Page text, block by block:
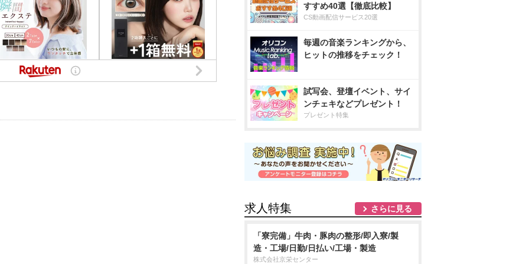
すすめ40選【徹底比較】
CS動画配信サービス20選
毎週の音楽ランキングから、
ヒットの推移をチェック！
試写会、登壇イベント、サイ
ンチェキなどプレゼント！
プレゼント特集
求人特集 さらに見る
「寮完備」牛肉・豚肉の整形/即入寮/製
造・工場/日勤/日払い/工場・製造
株式会社京栄センター